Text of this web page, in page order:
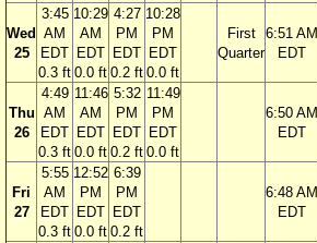
Wed
25
3:45
AM
EDT
0.3 ft
10:29
AM
EDT
0.0 ft
4:27
PM
EDT
0.2 ft
10:28
PM
EDT
0.0 ft
First
Quarter
6:51 AM
EDT
Thu
26
4:49
AM
EDT
0.3 ft
11:46
AM
EDT
0.0 ft
5:32
PM
EDT
0.2 ft
11:49
PM
EDT
0.0 ft
6:50 AM
EDT
Fri
27
5:55
AM
EDT
0.3 ft
12:52
PM
EDT
0.0 ft
6:39
PM
EDT
0.2 ft
6:48 AM
EDT